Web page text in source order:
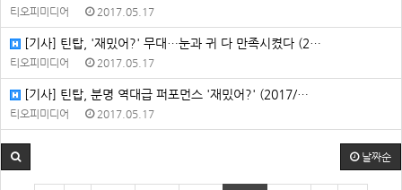
티오피미디어 2017.05.17
[기사] 틴탑, '재밌어?' 무대…눈과 귀 다 만족시켰다 (2…
티오피미디어 2017.05.17
[기사] 틴탑, 분명 역대급 퍼포먼스 '재밌어?' (2017/…
티오피미디어 2017.05.17
날짜순